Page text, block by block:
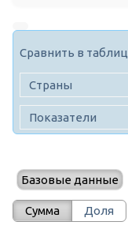
Сравнить в
Базовые данные
Сумма Доля